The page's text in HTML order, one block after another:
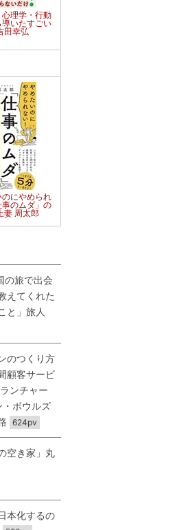
心理学・行動
いたすごい
田幸弘
のにやめられ
のムダ」の
妻 周太郎
の旅で出会
えてくれた
と」旅人
のつくり方
顧客サービ
ンチャー
・ボウルズ
624pv
空き家」丸
本化するの